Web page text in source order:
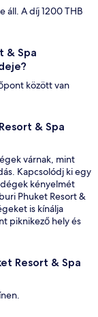
áll. A díj 1200 THB
& Spa
között van
& Spa
várnak, mint
Kapcsolódj ki egy
kényelmét
Phuket Resort &
is kínálja
piknikező hely és
Resort & Spa